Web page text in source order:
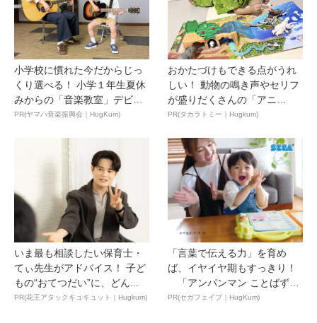
小学校に慣れた今だからじっ
くり選べる！ 小学１年生夏休
みからの「音楽教室」デビ
ュ...
PR(ヤマハ音楽振興会｜HugKum)
おかたづけもできる点がうれ
しい！ 動物の鳴き声やセリフ
が盛りだくさんの「アニ
ア ...
PR(タカラトミー｜Hugkum)
いま最も相談したい保育士・
てぃ先生がアドバイス！ 子ど
もの“おてつだい”に、どん...
PR(花王アタックキュキュット｜Hugkum)
「言葉で伝える力」を育め
ば、イヤイヤ期もすっきり！
「アンパンマン ことばずか
ん...
PR(セガフェイブ｜HugKum)